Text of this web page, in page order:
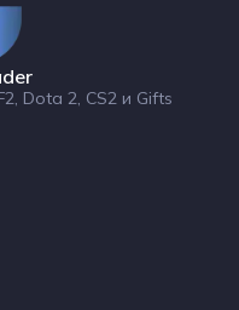
Dota 2, CS2 и Gifts